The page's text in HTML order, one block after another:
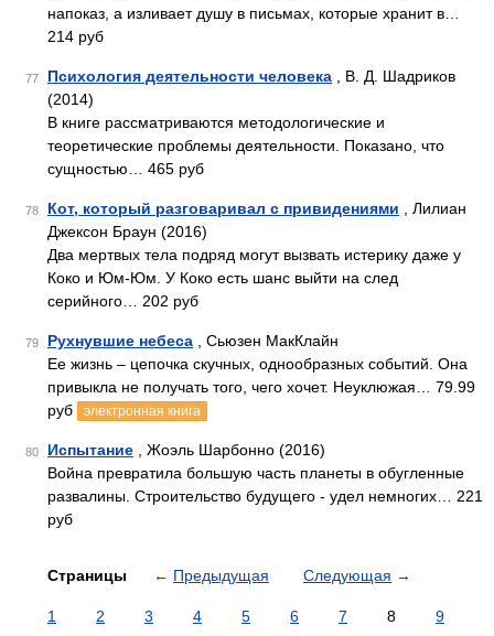
напоказ, а изливает душу в письмах, которые хранит в…
214 руб
77 Психология деятельности человека , В. Д. Шадриков
(2014)
В книге рассматриваются методологические и
теоретические проблемы деятельности. Показано, что
сущностью… 465 руб
78 Кот, который разговаривал с привидениями , Лилиан
Джексон Браун (2016)
Два мертвых тела подряд могут вызвать истерику даже у
Коко и Юм-Юм. У Коко есть шанс выйти на след
серийного… 202 руб
79 Рухнувшие небеса , Сьюзен МакКлайн
Ее жизнь – цепочка скучных, однообразных событий. Она
привыкла не получать того, чего хочет. Неуклюжая… 79.99
руб
электронная книга
80 Испытание , Жоэль Шарбонно (2016)
Война превратила большую часть планеты в обугленные
развалины. Строительство будущего - удел немногих… 221
руб
Страницы ← Предыдущая Следующая →
1 2 3 4 5 6 7 8
9